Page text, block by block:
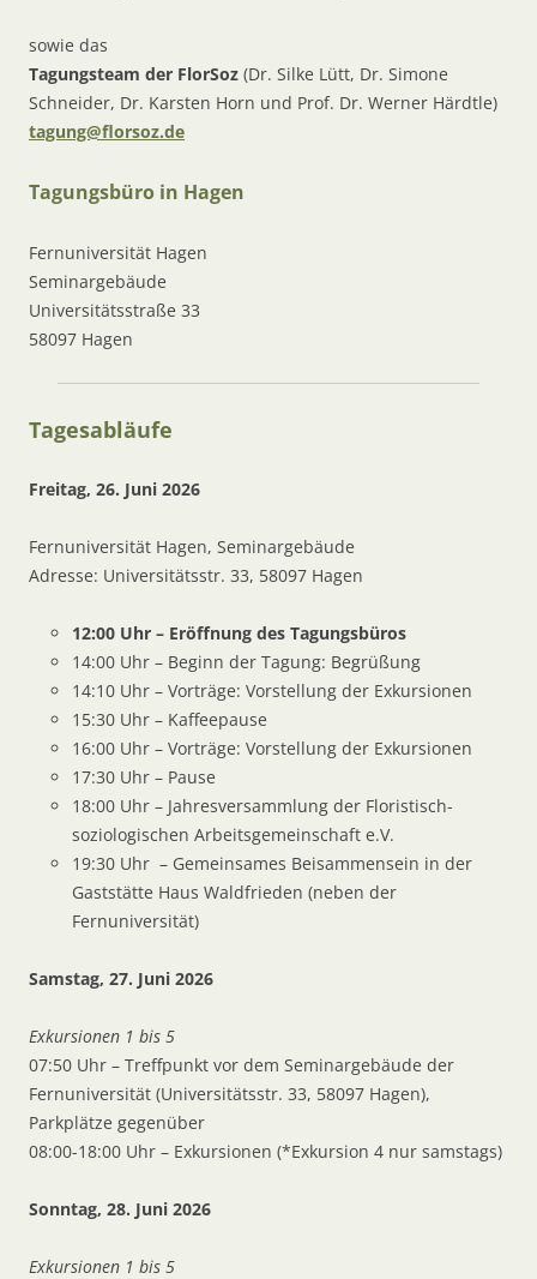
sowie das
Tagungsteam der FlorSoz (Dr. Silke Lütt, Dr. Simone
Schneider, Dr. Karsten Horn und Prof. Dr. Werner Härdtle)
tagung@florsoz.de
Tagungsbüro in Hagen
Fernuniversität Hagen
Seminargebäude
Universitätsstraße 33
58097 Hagen
Tagesabläufe
Freitag, 26. Juni 2026
Fernuniversität Hagen, Seminargebäude
Adresse: Universitätsstr. 33, 58097 Hagen
12:00 Uhr – Eröffnung des Tagungsbüros
14:00 Uhr – Beginn der Tagung: Begrüßung
14:10 Uhr – Vorträge: Vorstellung der Exkursionen
15:30 Uhr – Kaffeepause
16:00 Uhr – Vorträge: Vorstellung der Exkursionen
17:30 Uhr – Pause
18:00 Uhr – Jahresversammlung der Floristisch-
soziologischen Arbeitsgemeinschaft e.V.
19:30 Uhr – Gemeinsames Beisammensein in der
Gaststätte Haus Waldfrieden (neben der
Fernuniversität)
Samstag, 27. Juni 2026
Exkursionen 1 bis 5
07:50 Uhr – Treffpunkt vor dem Seminargebäude der
Fernuniversität (Universitätsstr. 33, 58097 Hagen),
Parkplätze gegenüber
08:00-18:00 Uhr – Exkursionen (*Exkursion 4 nur samstags)
Sonntag, 28. Juni 2026
Exkursionen 1 bis 5